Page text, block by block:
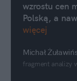
Michał
fragment analizy
wzrostu cen
Polską, a
więcej